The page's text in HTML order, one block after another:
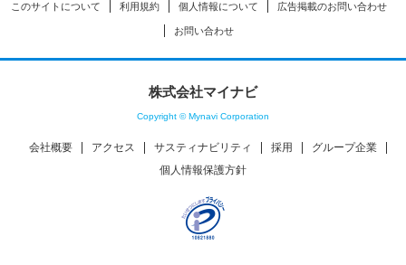
このサイトについて 利用規約 個人情報について 広告掲載のお問い合わせ
お問い合わせ
株式会社マイナビ
Copyright © Mynavi Corporation
会社概要 アクセス サスティナビリティ 採用
グループ企業
個人情報保護方針